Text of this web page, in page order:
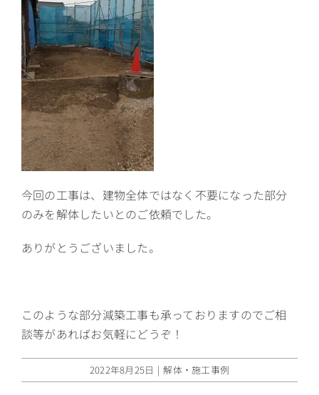
今回の工事は、建物全体ではなく不要になった部分
のみを解体したいとのご依頼でした。
ありがとうございました。
このような部分減築工事も承っておりますのでご相
談等があればお気軽にどうぞ！
2022年8月25日 | 解体・施工事例